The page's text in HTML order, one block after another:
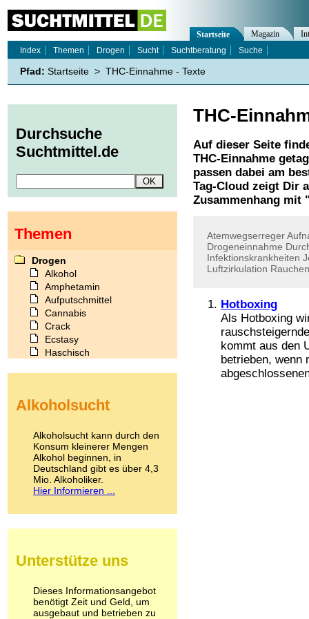
THC-
Auf dieser Seite
THC-Einnahme
passen dabei am
Tag-Cloud zeigt Dir
Zusammenhang mit
Atemwegserreger
Drogeneinnahme
Infektionskrankheiten
Luftzirkulation Rauchen
Hotboxing
Als Hotboxing
kommt aus den
betrieben, wenn
Startseite Magazin
Index
Themen Drogen Sucht Suchtberatung Suche
Pfad: Startseite > THC-Einnahme - Texte
Durchsuche
Suchtmittel.de
Themen
Drogen
Alkohol
Amphetamin
Aufputschmittel
Cannabis
Crack
Ecstasy
Haschisch
Kokain
LSD
Marihuana
Medikamente
Meskalin
Metamphetamin
Methadon
Pilze
Psychopharmaka
Schlafmittel
Schmerzmittel
Alkoholsucht
Alkoholsucht kann durch den
Konsum kleinerer Mengen
Alkohol beginnen, in
Deutschland gibt es über 4,3
Mio. Alkoholiker.
Hier Informieren ...
Unterstütze uns
Dieses Informationsangebot
benötigt Zeit und Geld, um
ausgebaut und betrieben zu